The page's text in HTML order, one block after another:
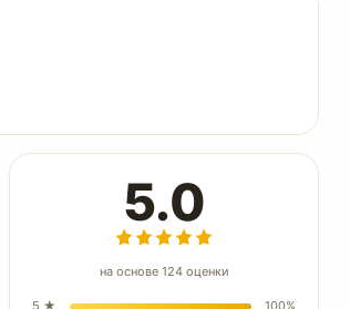
5.0
на основе 124 оценки
5 ★ 100%